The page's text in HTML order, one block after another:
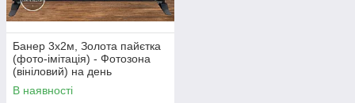
Банер 3х2м, Золота пайєтка
(фото-імітація) - Фотозона
(вініловий) на день
народження (без каркасу) -
В наявності